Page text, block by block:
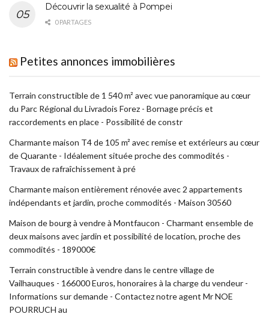
Découvrir la sexualité à Pompei
0 PARTAGES
Petites annonces immobilières
Terrain constructible de 1 540 m² avec vue panoramique au cœur
du Parc Régional du Livradois Forez - Bornage précis et
raccordements en place - Possibilité de constr
Charmante maison T4 de 105 m² avec remise et extérieurs au cœur
de Quarante - Idéalement située proche des commodités -
Travaux de rafraîchissement à pré
Charmante maison entièrement rénovée avec 2 appartements
indépendants et jardin, proche commodités - Maison 30560
Maison de bourg à vendre à Montfaucon - Charmant ensemble de
deux maisons avec jardin et possibilité de location, proche des
commodités - 189000€
Terrain constructible à vendre dans le centre village de
Vailhauques - 166000 Euros, honoraires à la charge du vendeur -
Informations sur demande - Contactez notre agent Mr NOE
POURRUCH au